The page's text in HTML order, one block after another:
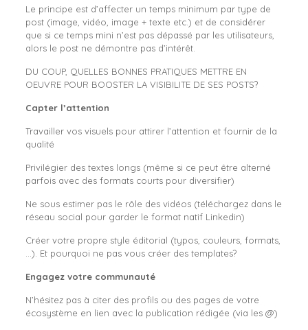
Le principe est d’affecter un temps minimum par type de
post (image, vidéo, image + texte etc.) et de considérer
que si ce temps mini n’est pas dépassé par les utilisateurs,
alors le post ne démontre pas d’intérêt.
DU COUP, QUELLES BONNES PRATIQUES METTRE EN
OEUVRE POUR BOOSTER LA VISIBILITE DE SES POSTS?
Capter l’attention
Travailler vos visuels pour attirer l’attention et fournir de la
qualité
Privilégier des textes longs (même si ce peut être alterné
parfois avec des formats courts pour diversifier)
Ne sous estimer pas le rôle des vidéos (téléchargez dans le
réseau social pour garder le format natif Linkedin)
Créer votre propre style éditorial (typos, couleurs, formats,
…). Et pourquoi ne pas vous créer des templates?
Engagez votre communauté
N’hésitez pas à citer des profils ou des pages de votre
écosystème en lien avec la publication rédigée (via les @)